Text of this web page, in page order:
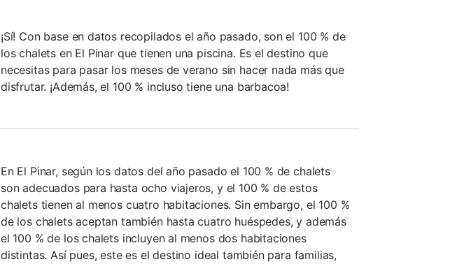
¡Sí! Con base en datos recopilados el año pasado, son el 100 % de
los chalets en El Pinar que tienen una piscina. Es el destino que
necesitas para pasar los meses de verano sin hacer nada más que
disfrutar. ¡Además, el 100 % incluso tiene una barbacoa!
En El Pinar, según los datos del año pasado el 100 % de chalets
son adecuados para hasta ocho viajeros, y el 100 % de estos
chalets tienen al menos cuatro habitaciones. Sin embargo, el 100 %
de los chalets aceptan también hasta cuatro huéspedes, y además
el 100 % de los chalets incluyen al menos dos habitaciones
distintas. Así pues, este es el destino ideal también para familias,